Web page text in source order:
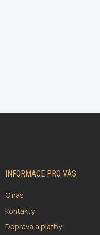
INFORMACE PRO VÁS
O nás
Kontakty
Doprava a platby